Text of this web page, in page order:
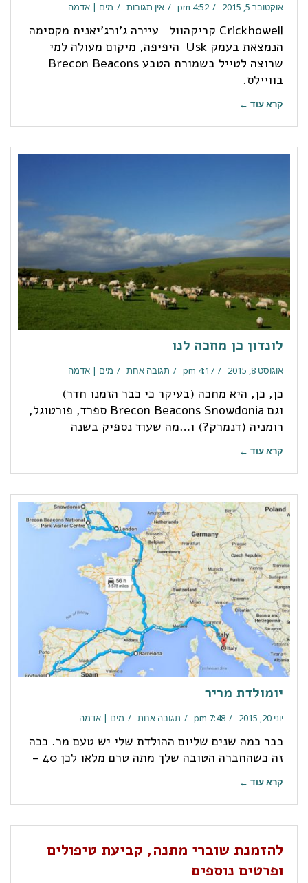
אוקטובר 5, 2015 4:52 pm אין תגובות מים | אדמה
Crickhowell קריקהוול עיירה ג'ורג'יאנית מקסימה
הנמצאת בעמק Usk היפיפה, מיקום מעולה למי
שרוצה לטייל בשמורת הטבע Brecon Beacons
בוויילס.
קרא עוד ←
לונדון כן מחכה לנו
אוגוסט 8, 2015 4:17 pm תגובה אחת מים | אדמה
כן, כן, היא מחכה (בעיקר כי כבר הזמנו חדר)
וגם Brecon Beacons Snowdonia ספרד, פורטוגל,
רומניה (דנמרק?) ו…מה שעוד נספיק בשנה
קרא עוד ←
יומולדת מריר
יוני 20, 2015 7:48 pm תגובה אחת מים | אדמה
כבר כמה שנים שליום ההולדת שלי יש טעם מר. ככה
זה כשהחברה הטובה שלך מתה טרם מלאו לכן 40 –
קרא עוד ←
להזמנת שוברי מתנה, קביעת טיפולים
ופרטים נוספים